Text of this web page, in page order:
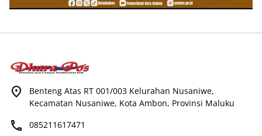
Benteng Atas RT 001/003 Kelurahan Nusaniwe,
Kecamatan Nusaniwe, Kota Ambon, Provinsi Maluku
085211617471